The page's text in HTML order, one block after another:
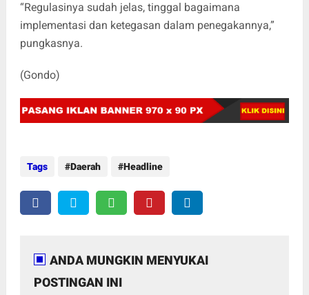
“Regulasinya sudah jelas, tinggal bagaimana
implementasi dan ketegasan dalam penegakannya,”
pungkasnya.
(Gondo)
Tags Daerah Headline
ANDA MUNGKIN MENYUKAI
POSTINGAN INI